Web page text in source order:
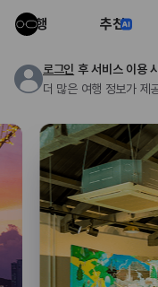
여행 추천
로그인 후 서비스 이용 시
더 많은 여행 정보가 제